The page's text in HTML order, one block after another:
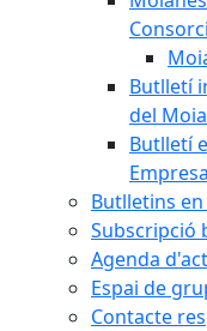
Butlletí
del
Butlletí
Butlletins
Subscripció
Agenda
Espai de
Contacte